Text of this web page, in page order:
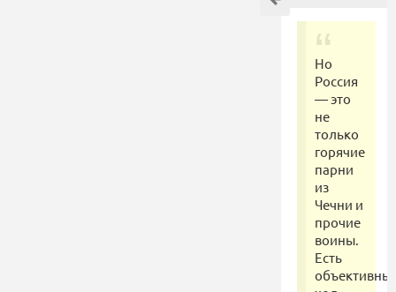
Но
Россия
— это
не
только
горячие
парни
из
Чечни и
прочие
воины.
Есть